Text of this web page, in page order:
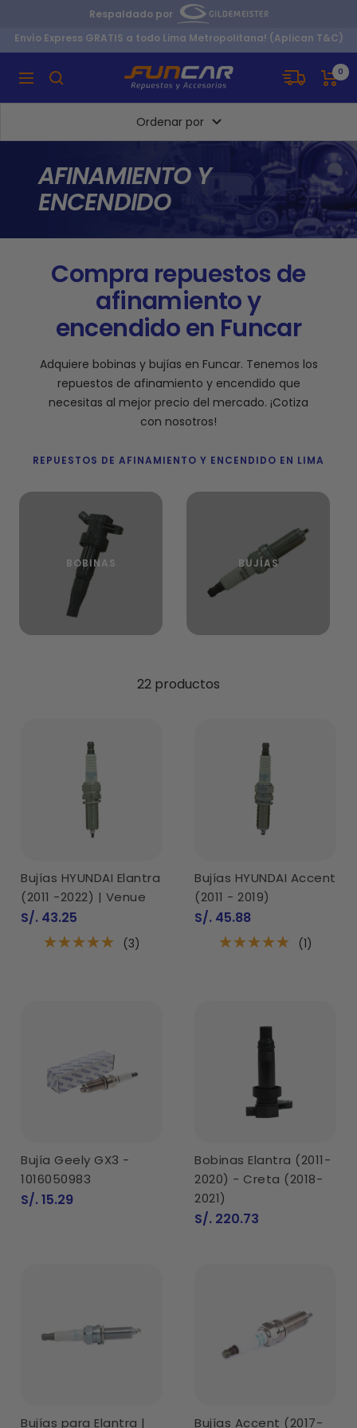
contenido
Respaldado por
Envío Express GRATIS a todo Lima Metropolitana! (Aplican T&C)
Navigación
MAQUINARIA
NACIONAL
PERU.
0
Ordenar por
AFINAMIENTO Y
ENCENDIDO
Compra repuestos de
afinamiento y
encendido en Funcar
Adquiere bobinas y bujías en Funcar. Tenemos los
repuestos de afinamiento y encendido que
necesitas al mejor precio del mercado. ¡Cotiza
con nosotros!
REPUESTOS DE AFINAMIENTO Y ENCENDIDO EN LIMA
BOBINAS BUJÍAS
22 productos
Bujías HYUNDAI Elantra
(2011 -2022) | Venue
Precio
de
venta
S/. 43.25
(3)
Bujías HYUNDAI Accent
(2011 - 2019)
Precio
de
venta
S/. 45.88
(1)
Bujía Geely GX3 -
1016050983
Precio
de
S/. 15.29
Bobinas Elantra (2011-
2020) - Creta (2018-
2021)
Precio
de
S/. 220.73
Bujías para Elantra |
Bujías Accent (2017-